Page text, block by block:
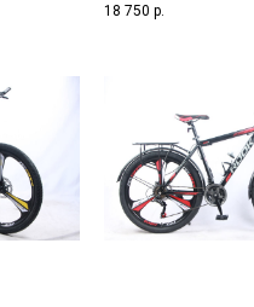
18 750 р.